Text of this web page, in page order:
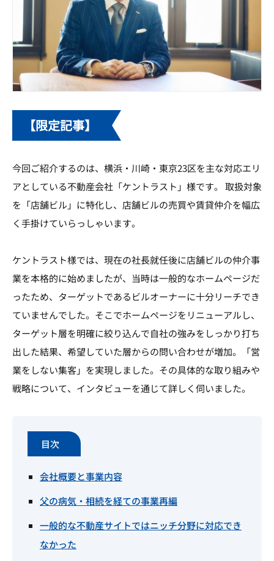
【限定記事】
今回ご紹介するのは、横浜・川崎・東京23区を主な対応エリ
アとしている不動産会社「ケントラスト」様です。 取扱対象
を「店舗ビル」に特化し、店舗ビルの売買や賃貸仲介を幅広
く手掛けていらっしゃいます。
ケントラスト様では、現在の社長就任後に店舗ビルの仲介事
業を本格的に始めましたが、当時は一般的なホームページだ
ったため、ターゲットであるビルオーナーに十分リーチでき
ていませんでした。そこでホームページをリニューアルし、
ターゲット層を明確に絞り込んで自社の強みをしっかり打ち
出した結果、希望していた層からの問い合わせが増加。「営
業をしない集客」を実現しました。その具体的な取り組みや
戦略について、インタビューを通じて詳しく伺いました。
目次
会社概要と事業内容
父の病気・相続を経ての事業再編
一般的な不動産サイトではニッチ分野に対応でき
なかった